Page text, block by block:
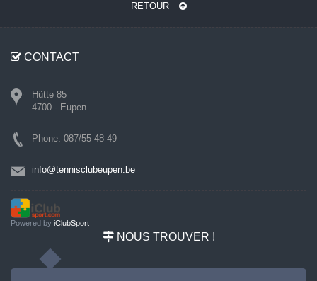
RETOUR
CONTACT
Hütte 85
4700 - Eupen
Phone: 087/55 48 49
info@tennisclubeupen.be
Powered by iClubSport
NOUS TROUVER !